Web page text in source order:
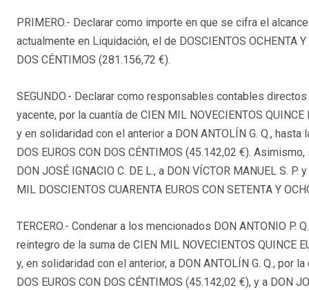
PRIMERO.- Declarar como importe en que se cifra el
actualmente en Liquidación, el de DOSCIENTOS OCHENTA
DOS CÉNTIMOS (281.156,72 €).
SEGUNDO.- Declarar como responsables contables
yacente, por la cuantía de CIEN MIL NOVECIENTOS
y en solidaridad con el anterior a DON ANTOLÍN G. Q., hasta
DOS EUROS CON DOS CÉNTIMOS (45.142,02 €).
DON JOSÉ IGNACIO C. DE L., a DON VÍCTOR MANUEL S.
MIL DOSCIENTOS CUARENTA EUROS CON SETENTA Y
TERCERO.- Condenar a los mencionados DON ANTONIO
reintegro de la suma de CIEN MIL NOVECIENTOS QUINCE
y, en solidaridad con el anterior, a DON ANTOLÍN G. Q., por
DOS EUROS CON DOS CÉNTIMOS (45.142,02 €), y a DON